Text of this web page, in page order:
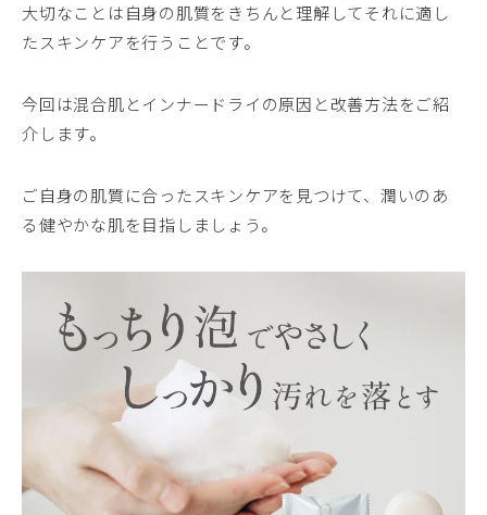
大切なことは自身の肌質をきちんと理解してそれに適し
たスキンケアを行うことです。
今回は混合肌とインナードライの原因と改善方法をご紹
介します。
ご自身の肌質に合ったスキンケアを見つけて、潤いのあ
る健やかな肌を目指しましょう。